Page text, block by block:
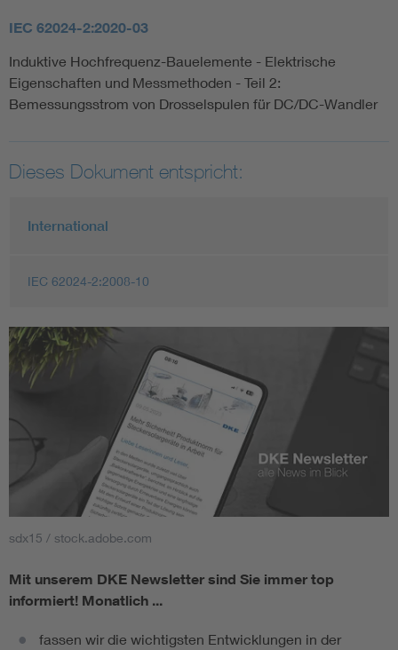
IEC 62024-2:2020-03
Induktive Hochfrequenz-Bauelemente - Elektrische
Eigenschaften und Messmethoden - Teil 2:
Bemessungsstrom von Drosselspulen für DC/DC-Wandler
Dieses Dokument entspricht:
International
IEC 62024-2:2008-10
sdx15 / stock.adobe.com
Mit unserem DKE Newsletter sind Sie immer top
informiert! Monatlich ...
fassen wir die wichtigsten Entwicklungen in der